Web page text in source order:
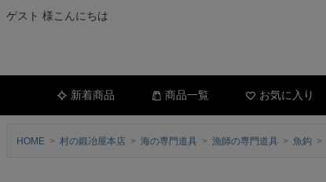
ゲスト 様こんにちは
新着商品 商品一覧 お気に入り
HOME 村の鍛冶屋本店 海の専門道具 漁師の専門道具 魚鈎